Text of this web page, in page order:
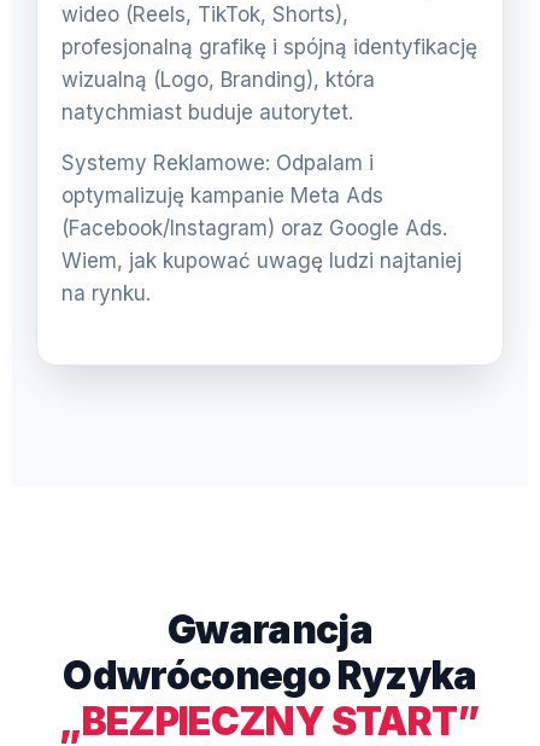
wideo (Reels, TikTok, Shorts),
profesjonalną grafikę i spójną identyfikację
wizualną (Logo, Branding), która
natychmiast buduje autorytet.
Systemy Reklamowe: Odpalam i
optymalizuję kampanie Meta Ads
(Facebook/Instagram) oraz Google Ads.
Wiem, jak kupować uwagę ludzi najtaniej
na rynku.
Gwarancja
Odwróconego Ryzyka
„BEZPIECZNY START”